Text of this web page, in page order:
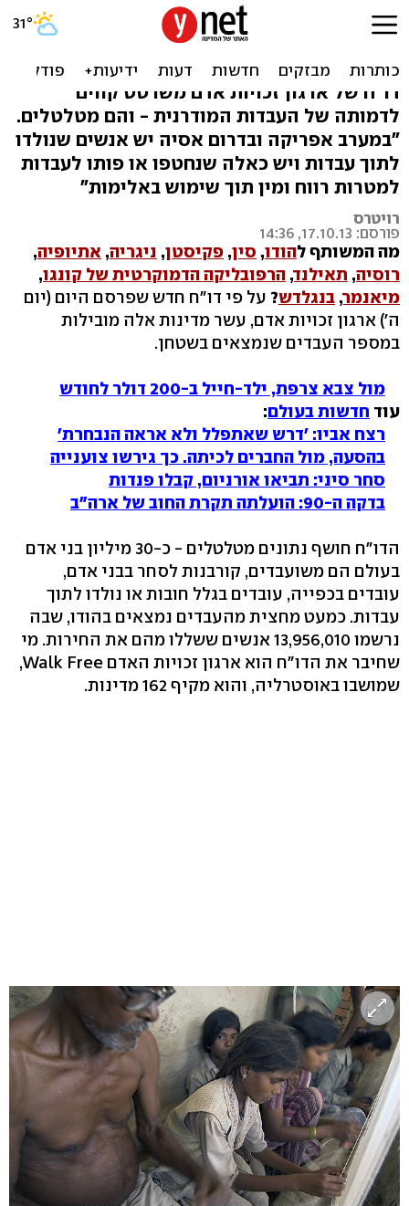
שנת 2013: 30 מיליון עבדים
בעולם, חצי בהודו
דו"ח של ארגון זכויות אדם משרטט קווים
לדמותה של העבדות המודרנית - והם מטלטלים.
"במערב אפריקה ובדרום אסיה יש אנשים שנולדו
לתוך עבדות ויש כאלה שנחטפו או פותו לעבדות
למטרות רווח ומין תוך שימוש באלימות"
רויטרס
פורסם: 17.10.13, 14:36
מה המשותף להודו, סין, פקיסטן, ניגריה, אתיופיה,
רוסיה, תאילנד, הרפובליקה הדמוקרטית של קונגו,
מיאנמר, בנגלדש? על פי דו"ח חדש שפרסם היום (יום
ה') ארגון זכויות אדם, עשר מדינות אלה מובילות
במספר העבדים שנמצאים בשטחן.
מול צבא צרפת, ילד-חייל ב-200 דולר לחודש
עוד חדשות בעולם:
רצח אביו: 'דרש שאתפלל ולא אראה הנבחרת'
בהסעה, מול החברים לכיתה. כך גירשו צוענייה
סחר סיני: תביאו אורניום, קבלו פנדות
בדקה ה-90: הועלתה תקרת החוב של ארה"ב
הדו"ח חושף נתונים מטלטלים - כ-30 מיליון בני אדם
בעולם הם משועבדים, קורבנות לסחר בבני אדם,
עובדים בכפייה, עובדים בגלל חובות או נולדו לתוך
עבדות. כמעט מחצית מהעבדים נמצאים בהודו, שבה
נרשמו 13,956,010 אנשים ששללו מהם את החירות. מי
שחיבר את הדו"ח הוא ארגון זכויות האדם Walk Free,
שמושבו באוסטרליה, והוא מקיף 162 מדינות.